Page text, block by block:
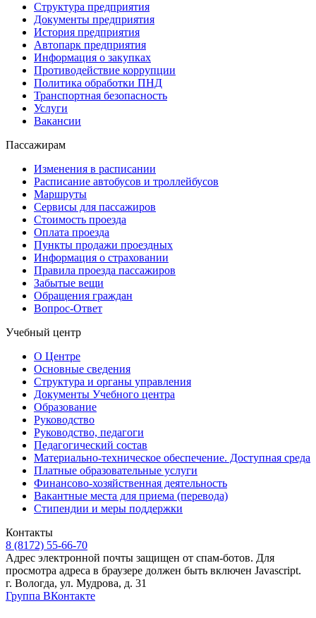
Структура предприятия
Документы предприятия
История предприятия
Автопарк предприятия
Информация о закупках
Противодействие коррупции
Политика обработки ПНД
Транспортная безопасность
Услуги
Вакансии
Пассажирам
Изменения в расписании
Расписание автобусов и троллейбусов
Маршруты
Сервисы для пассажиров
Стоимость проезда
Оплата проезда
Пункты продажи проездных
Информация о страховании
Правила проезда пассажиров
Забытые вещи
Обращения граждан
Вопрос-Ответ
Учебный центр
О Центре
Основные сведения
Структура и органы управления
Документы Учебного центра
Образование
Руководство
Руководство, педагоги
Педагогический состав
Материально-техническое обеспечение. Доступная среда
Платные образовательные услуги
Финансово-хозяйственная деятельность
Вакантные места для приема (перевода)
Стипендии и меры поддержки
Контакты
8 (8172) 55-66-70
Адрес электронной почты защищен от спам-ботов. Для
просмотра адреса в браузере должен быть включен Javascript.
г. Вологда, ул. Мудрова, д. 31
Группа ВКонтакте